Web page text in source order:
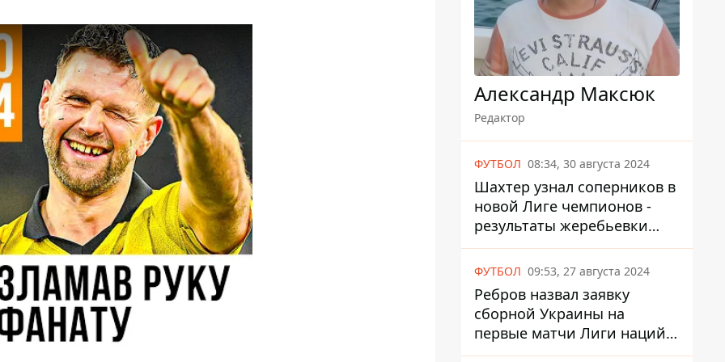
Александр Максюк
Редактор
ФУТБОЛ 08:34, 30 августа 2024
Шахтер узнал соперников в
новой Лиге чемпионов -
результаты жеребьевки
UEFA
ФУТБОЛ 09:53, 27 августа 2024
Ребров назвал заявку
сборной Украины на
первые матчи Лиги наций
против Албании и Чехии